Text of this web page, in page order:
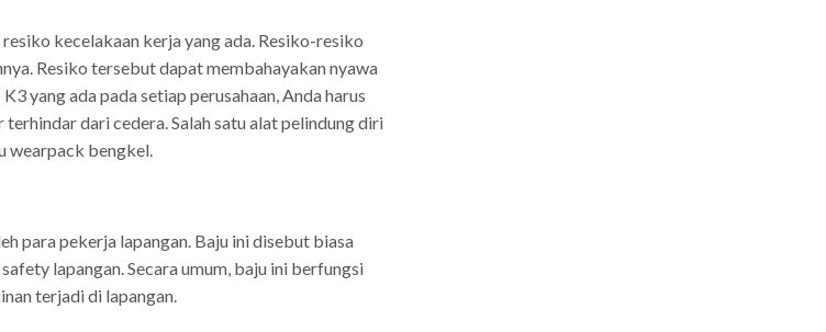
kecelakaan kerja yang ada. Resiko-resiko
Resiko tersebut dapat membahayakan nyawa
yang ada pada setiap perusahaan, Anda harus
dari cedera. Salah satu alat pelindung diri
wearpack bengkel.
para pekerja lapangan. Baju ini disebut biasa
lapangan. Secara umum, baju ini berfungsi
terjadi di lapangan.